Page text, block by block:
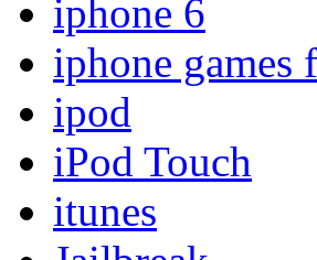
iphone 6
iphone games
ipod
iPod Touch
itunes